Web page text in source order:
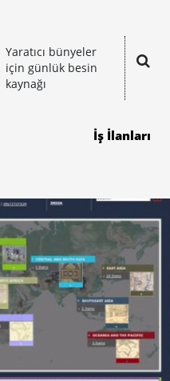
Yaratıcı bünyeler
için günlük besin
kaynağı
İş İlanları